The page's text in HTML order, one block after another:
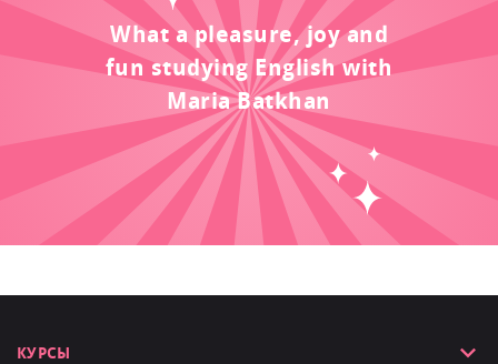
What a pleasure, joy and
fun studying English with
Maria Batkhan
КУРСЫ